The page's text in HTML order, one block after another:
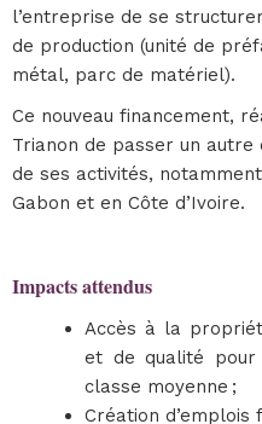
l’entreprise de se
de production (unité de
métal, parc de matériel).
Ce nouveau financement,
Trianon de passer un
de ses activités,
Gabon et en Côte d’Ivoire.
Impacts attendus
Accès à la
et de qualité
classe moyenne ;
Création d’emplois